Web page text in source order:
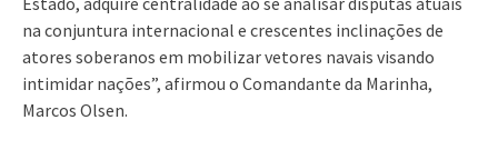
na conjuntura internacional e crescentes inclinações de
atores soberanos em mobilizar vetores navais visando
intimidar nações”, afirmou o Comandante da Marinha,
Marcos Olsen.